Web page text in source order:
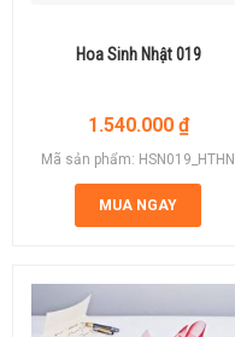
Hoa Sinh Nhật 019
1.540.000 ₫
Mã sản phẩm: HSN019_HTHN
MUA NGAY